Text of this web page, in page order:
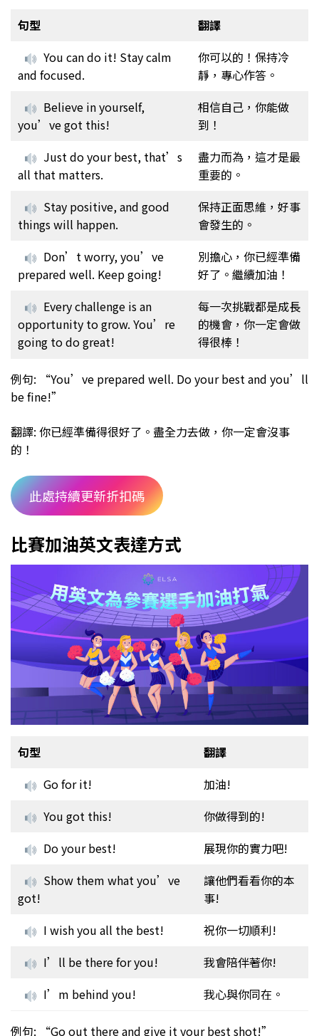
句型
翻譯
You can do it! Stay calm
and focused.
你可以的！保持冷
靜，專心作答。
Believe in yourself,
you’ve got this!
相信自己，你能做
到！
Just do your best, that’s
all that matters.
盡力而為，這才是最
重要的。
Stay positive, and good
things will happen.
保持正面思維，好事
會發生的。
Don’t worry, you’ve
prepared well. Keep going!
別擔心，你已經準備
好了。繼續加油！
Every challenge is an
opportunity to grow. You’re
going to do great!
每一次挑戰都是成長
的機會，你一定會做
得很棒！
例句: “You’ve prepared well. Do your best and you’ll
be fine!”
翻譯: 你已經準備得很好了。盡全力去做，你一定會沒事
的！
此處持續更新折扣碼
比賽加油英文表達方式
句型
翻譯
Go for it!
加油!
You got this!
你做得到的!
Do your best!
展現你的實力吧!
Show them what you’ve
got!
讓他們看看你的本
事!
I wish you all the best!
祝你一切順利!
I’ll be there for you!
我會陪伴著你!
I’m behind you!
我心與你同在。
例句: “Go out there and give it your best shot!”